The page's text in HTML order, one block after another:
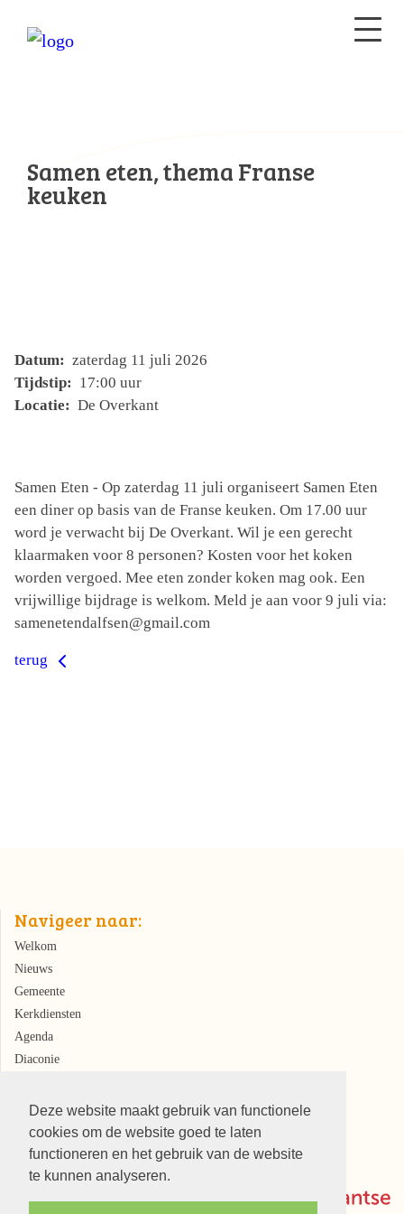
Deze website maakt gebruik van functionele
cookies om de website goed te laten
functioneren en het gebruik van de website
te kunnen analyseren.
Samen eten, thema Franse
keuken
Datum: zaterdag 11 juli 2026
Tijdstip: 17:00 uur
Locatie: De Overkant
Samen Eten - Op zaterdag 11 juli organiseert Samen Eten
een diner op basis van de Franse keuken. Om 17.00 uur
word je verwacht bij De Overkant. Wil je een gerecht
klaarmaken voor 8 personen? Kosten voor het koken
worden vergoed. Mee eten zonder koken mag ook. Een
vrijwillige bijdrage is welkom. Meld je aan voor 9 juli via:
samenetendalfsen@gmail.com
terug
Navigeer naar:
Welkom
Nieuws
Gemeente
Kerkdiensten
Agenda
Diaconie